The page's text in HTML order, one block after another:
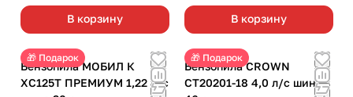
В корзину
В корзину
🎁 Подарок
Бензопила МОБИЛ К
ХС125Т ПРЕМИУМ 1,22 л/с
🎁 Подарок
Бензопила CROWN
CT20201-18 4,0 л/с шина